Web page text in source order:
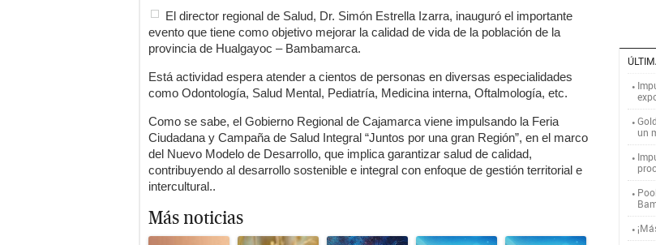
El director regional de Salud, Dr. Simón Estrella Izarra, inauguró el importante
evento que tiene como objetivo mejorar la calidad de vida de la población de la
provincia de Hualgayoc – Bambamarca.
Está actividad espera atender a cientos de personas en diversas especialidades
como Odontología, Salud Mental, Pediatría, Medicina interna, Oftalmología, etc.
Como se sabe, el Gobierno Regional de Cajamarca viene impulsando la Feria
Ciudadana y Campaña de Salud Integral “Juntos por una gran Región”, en el marco
del Nuevo Modelo de Desarrollo, que implica garantizar salud de calidad,
contribuyendo al desarrollo sostenible e integral con enfoque de gestión territorial e
intercultural..
Más noticias
un